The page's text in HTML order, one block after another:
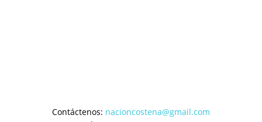
Contáctenos: nacioncostena@gmail.com